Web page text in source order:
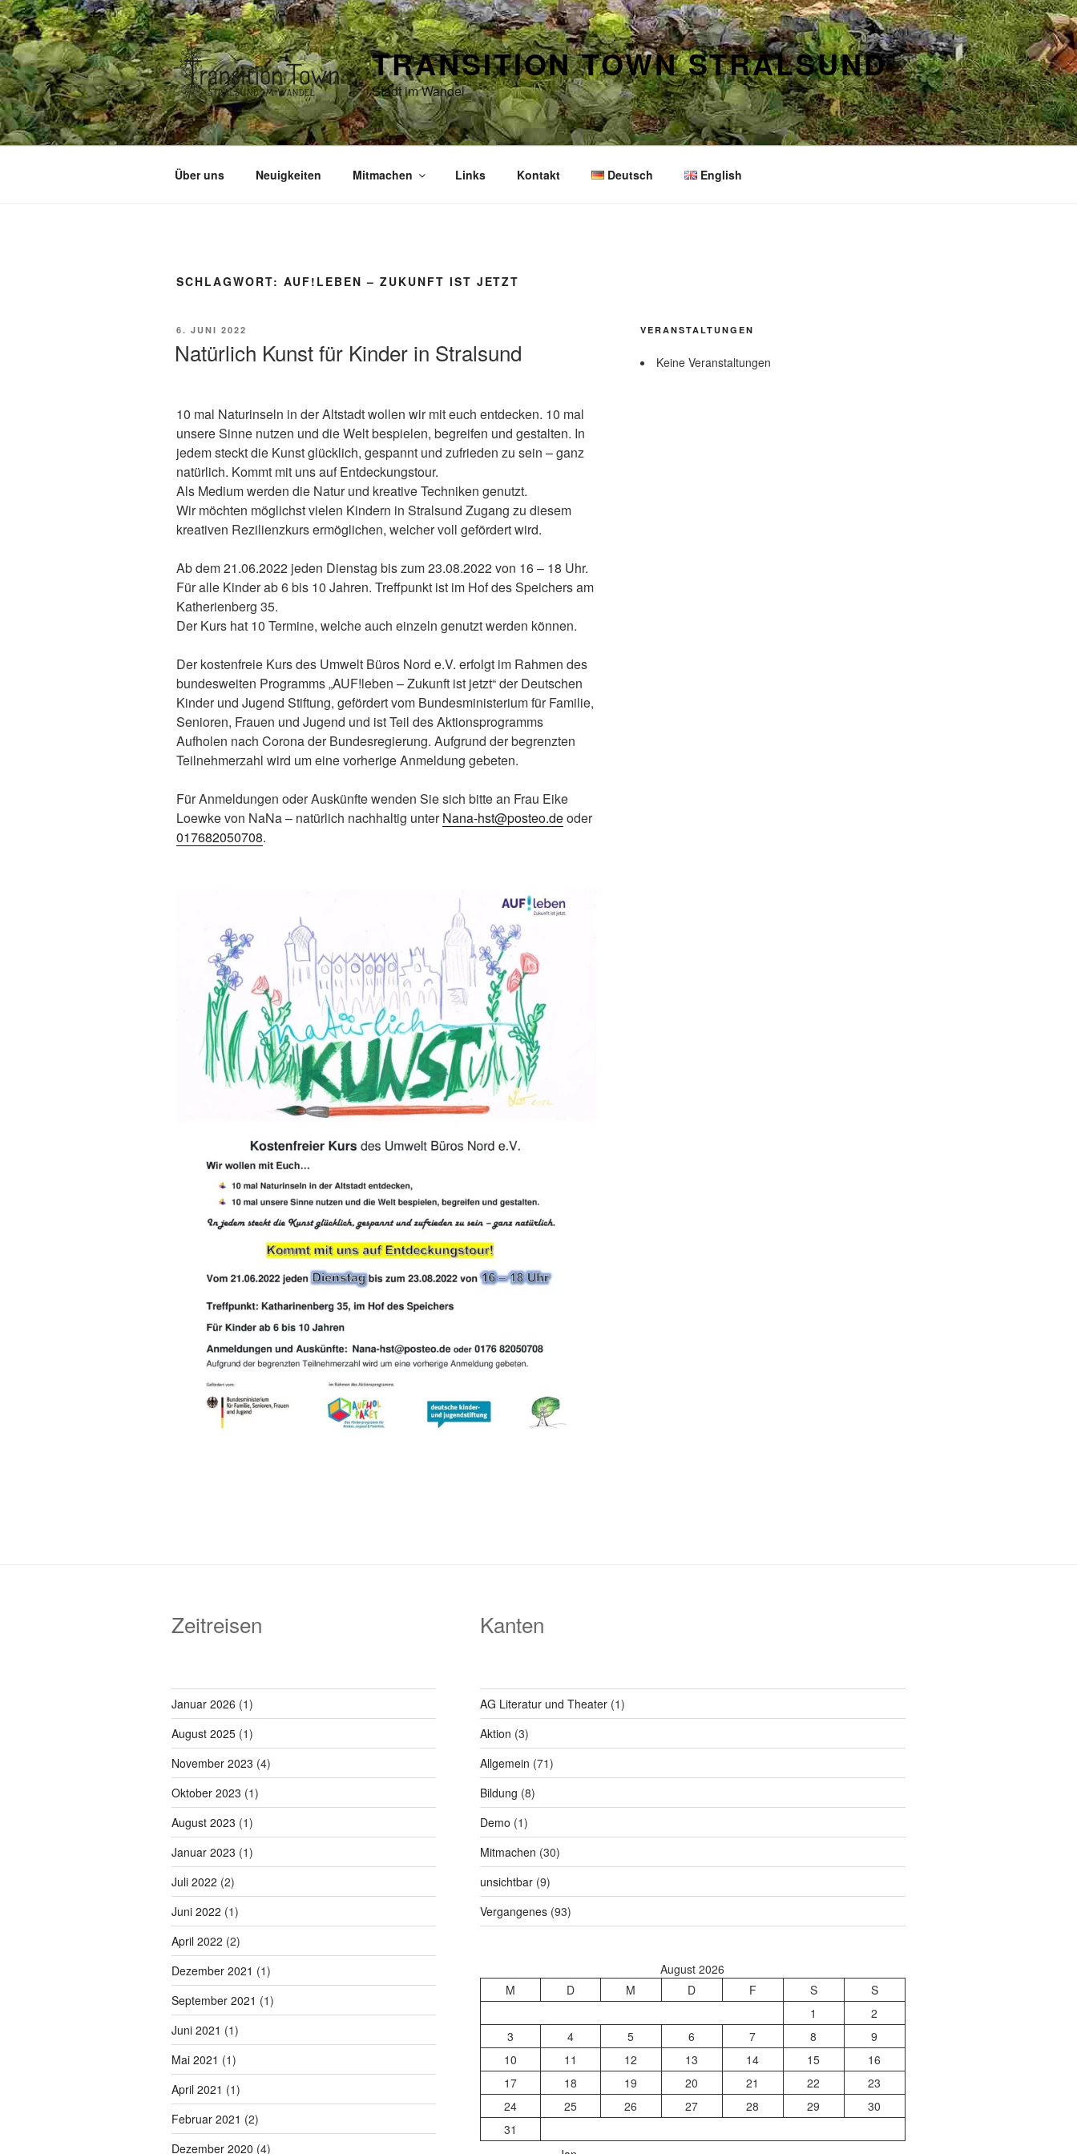
Zum
Inhalt
springen
TRANSITION TOWN STRALSUND
Stadt im Wandel
Über uns Neuigkeiten Mitmachen Links Kontakt Deutsch English
SCHLAGWORT: AUF!LEBEN – ZUKUNFT IST JETZT
VERÖFFENTLICHT
6. JUNI 2022
Natürlich Kunst für Kinder in Stralsund
10 mal Naturinseln in der Altstadt wollen wir mit euch entdecken. 10 mal
unsere Sinne nutzen und die Welt bespielen, begreifen und gestalten. In
jedem steckt die Kunst glücklich, gespannt und zufrieden zu sein – ganz
natürlich. Kommt mit uns auf Entdeckungstour.
Als Medium werden die Natur und kreative Techniken genutzt.
Wir möchten möglichst vielen Kindern in Stralsund Zugang zu diesem
kreativen Rezilienzkurs ermöglichen, welcher voll gefördert wird.
Ab dem 21.06.2022 jeden Dienstag bis zum 23.08.2022 von 16 – 18 Uhr.
Für alle Kinder ab 6 bis 10 Jahren. Treffpunkt ist im Hof des Speichers am
Katherienberg 35.
Der Kurs hat 10 Termine, welche auch einzeln genutzt werden können.
Der kostenfreie Kurs des Umwelt Büros Nord e.V. erfolgt im Rahmen des
bundesweiten Programms „AUF!leben – Zukunft ist jetzt“ der Deutschen
Kinder und Jugend Stiftung, gefördert vom Bundesministerium für Familie,
Senioren, Frauen und Jugend und ist Teil des Aktionsprogramms
Aufholen nach Corona der Bundesregierung. Aufgrund der begrenzten
Teilnehmerzahl wird um eine vorherige Anmeldung gebeten.
Für Anmeldungen oder Auskünfte wenden Sie sich bitte an Frau Eike
Loewke von NaNa – natürlich nachhaltig unterNana-hst@posteo.deoder
017682050708.
VERANSTALTUNGEN
Keine Veranstaltungen
Zeitreisen
Januar 2026 (1)
August 2025 (1)
November 2023 (4)
Oktober 2023 (1)
August 2023 (1)
Januar 2023 (1)
Juli 2022 (2)
Juni 2022 (1)
April 2022 (2)
Dezember 2021 (1)
September 2021 (1)
Juni 2021 (1)
Mai 2021 (1)
April 2021 (1)
Februar 2021 (2)
Dezember 2020 (4)
Kanten
AG Literatur und Theater(1)
Aktion (3)
Allgemein (71)
Bildung (8)
Demo (1)
Mitmachen (30)
unsichtbar(9)
Vergangenes(93)
August 2026
M
D M D F S
S
1
2
3
4 5 6 7 8
9
10
11 12 13 14 15
16
17
18 19 20 21 22
23
24
25 26 27 28 29
30
31